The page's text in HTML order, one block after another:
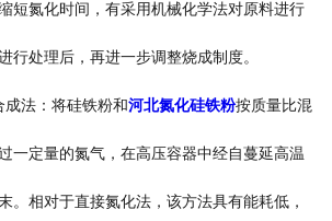
短氮化时间，有采用机械化学法对原料进行
行处理后，再进一步调整烧成制度。
法：将硅铁粉和河北氮化硅铁粉按质量比混
一定量的氮气，在高压容器中经自蔓延高温
。相对于直接氮化法，该方法具有能耗低，